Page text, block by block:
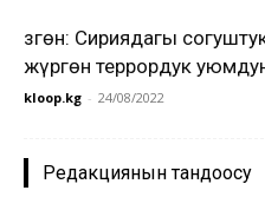
Өзгөн: Сириядагы
жүргөн террордук
kloop.kg - 24/08/2022
Редакциянын тандоосу